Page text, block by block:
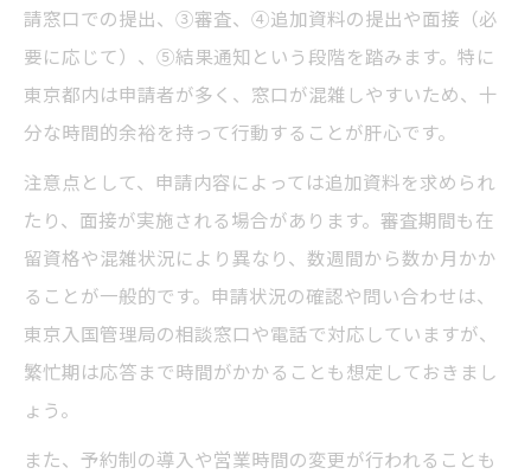
請窓口での提出、③審査、④追加資料の提出や面接（必
要に応じて）、⑤結果通知という段階を踏みます。特に
東京都内は申請者が多く、窓口が混雑しやすいため、十
分な時間的余裕を持って行動することが肝心です。
注意点として、申請内容によっては追加資料を求められ
たり、面接が実施される場合があります。審査期間も在
留資格や混雑状況により異なり、数週間から数か月かか
ることが一般的です。申請状況の確認や問い合わせは、
東京入国管理局の相談窓口や電話で対応していますが、
繁忙期は応答まで時間がかかることも想定しておきまし
ょう。
また、予約制の導入や営業時間の変更が行われることも